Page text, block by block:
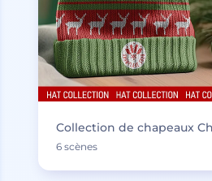
Collection de chapeaux
6 scènes